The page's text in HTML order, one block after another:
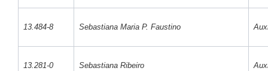
13.484-8 Sebastiana Maria P. Faustino
13.281-0 Sebastiana Ribeiro